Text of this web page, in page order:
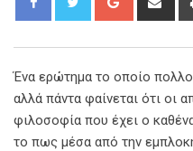
Ένα ερώτημα το οποίο
αλλά πάντα φαίνεται ότι οι
φιλοσοφία που έχει ο
το πως μέσα από την